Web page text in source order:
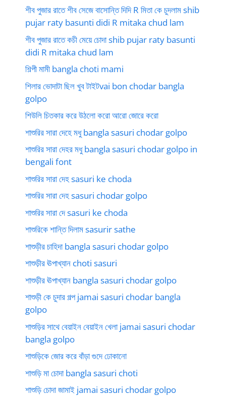
শীব পুজার রাতে শীব সেজে বাসোন্তি দিদি R মিতা কে চুদলাম shib
pujar raty basunti didi R mitaka chud lam
শীব পুজার রাতে কচী মেয়ে চোদা shib pujar raty basunti
didi R mitaka chud lam
শিল্পী মামী bangla choti mami
শিলার ভোদাটা ছিল খুব টাইটvai bon chodar bangla
golpo
শিউলি চিতকার করে উঠলো করো আরো জোরে করো
শাশুরির সারা দেহে মধু bangla sasuri chodar golpo
শাশুরির সারা দেহর মধু bangla sasuri chodar golpo in
bengali font
শাশুরির সারা দেহ sasuri ke choda
শাশুরির সারা দেহ sasuri chodar golpo
শাশুরির সারা দে sasuri ke choda
শাশুরিকে শান্তি দিলাম sasurir sathe
শাশুড়ীর চাহিদা bangla sasuri chodar golpo
শাশুড়ীর ঊপাখ্যান choti sasuri
শাশুড়ীর ঊপাখ্যান bangla sasuri chodar golpo
শাশুড়ী কে চুদার গল্প jamai sasuri chodar bangla
golpo
শাশুড়ির সাথে বেয়াইন বেয়াইন খেলা jamai sasuri chodar
bangla golpo
শাশুড়িকে জোর করে বাঁড়া গুদে ঢোকানো
শাশুড়ি মা চোদা bangla sasuri choti
শাশুড়ি চোদা জামাই jamai sasuri chodar golpo